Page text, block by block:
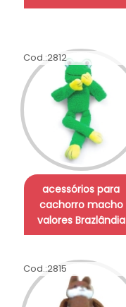
Cod.:2812
acessórios para
cachorro macho
valores Brazlândia
Cod.:2815